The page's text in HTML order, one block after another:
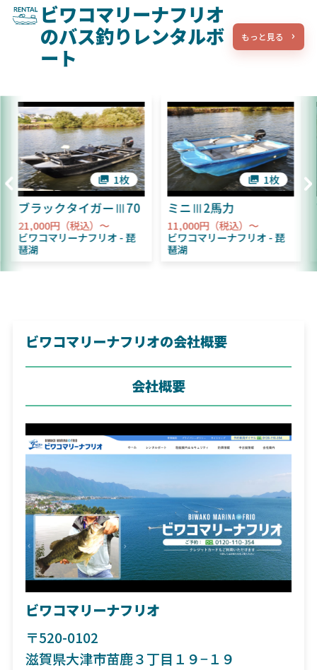
ビワコマリーナフリオ
のバス釣りレンタルボ
ート
もっと見る
ブラックタイガーⅢ70
21,000円（税込）～
ビワコマリーナフリオ 琵
琶湖
1枚
ミニⅢ2馬力
11,000円（税込）～
ビワコマリーナフリオ 琵
琶湖
1枚
ビワコマリーナフリオの会社概要
会社概要
ビワコマリーナフリオ
〒520-0102
滋賀県大津市苗鹿３丁目１９−１９